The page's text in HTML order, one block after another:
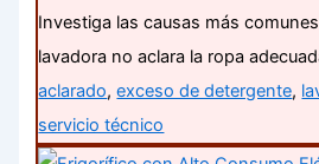
Investiga las causas más
lavadora no aclara la ropa
aclarado,exceso de detergente,
servicio técnico